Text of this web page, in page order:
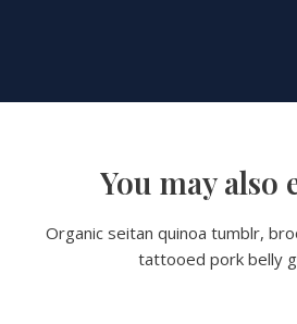
You may also
Organic seitan quinoa tumblr,
tattooed pork belly